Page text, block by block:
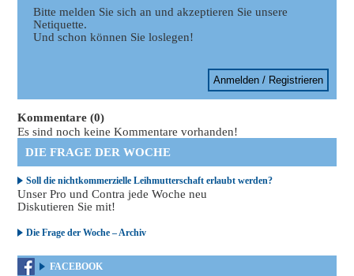
Bitte melden Sie sich an und akzeptieren Sie unsere
Netiquette.
Und schon können Sie loslegen!
Anmelden / Registrieren
Kommentare (0)
Es sind noch keine Kommentare vorhanden!
DIE FRAGE DER WOCHE
Soll die nichtkommerzielle Leihmutterschaft erlaubt werden?
Unser Pro und Contra jede Woche neu
Diskutieren Sie mit!
Die Frage der Woche – Archiv
FACEBOOK